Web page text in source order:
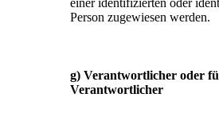
Person zugewiesen werden.
g) Verantwortlicher oder
Verantwortlicher